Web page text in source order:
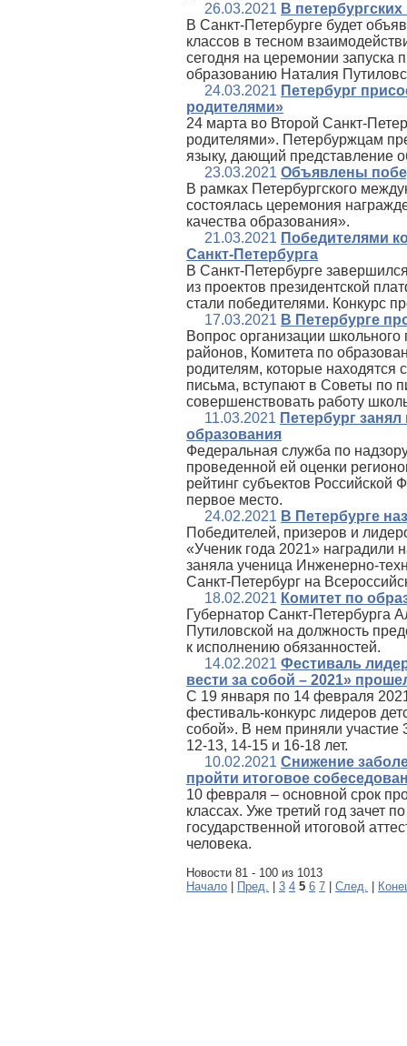
26.03.2021 В
В Санкт-Петербурге будет
классов в тесном
сегодня на церемонии запуска
образованию Наталия
24.03.2021 Петербург
родителями»
24 марта во Второй Санкт-
родителями». Петербуржцам
языку, дающий представление
23.03.2021 Объявлены
В рамках Петербургского
состоялась церемония
качества образования».
21.03.2021 Победителями
Санкт-Петербурга
В Санкт-Петербурге
из проектов президентской
стали победителями. Конкурс
17.03.2021 В Петербурге
Вопрос организации
районов, Комитета по
родителям, которые находятся
письма, вступают в Советы по
совершенствовать работу
11.03.2021 Петербург
образования
Федеральная служба по
проведенной ей оценки
рейтинг субъектов Российской
первое место.
24.02.2021 В Петербурге
Победителей, призеров и
«Ученик года 2021» наградили
заняла ученица Инженерно-
Санкт-Петербург на
18.02.2021 Комитет по
Губернатор Санкт-Петербурга
Путиловской на должность
к исполнению обязанностей.
14.02.2021 Фестиваль
вести за собой – 2021»
C 19 января по 14 февраля
фестиваль-конкурс лидеров
собой». В нем приняли участие
12-13, 14-15 и 16-18 лет.
10.02.2021 Снижение
пройти итоговое
10 февраля – основной срок
классах. Уже третий год зачет
государственной итоговой
человека.
Новости 81 - 100 из 1013
Начало
Пред. 3 4 5 6 7 След.